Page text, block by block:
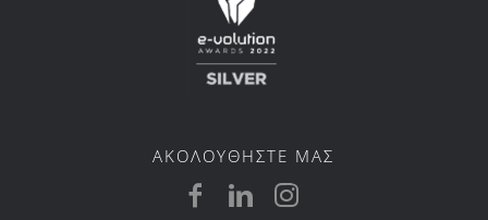
ΑΚΟΛΟΥΘΗΣΤΕ ΜΑΣ